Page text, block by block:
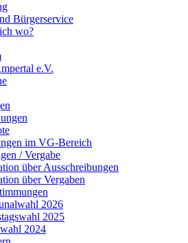
Bürgerservice
wo?
e.V.
im VG-Bereich
/ Vergabe
über Ausschreibungen
über Vergaben
2026
2025
2024